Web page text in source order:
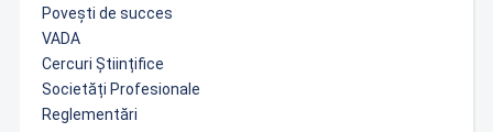
Povești de succes
VADA
Cercuri Științifice
Societăți Profesionale
Reglementări